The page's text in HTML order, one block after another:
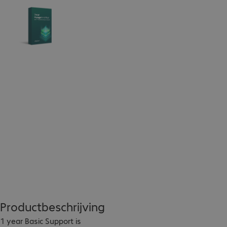
Productbeschrijving
1 year Basic Support is